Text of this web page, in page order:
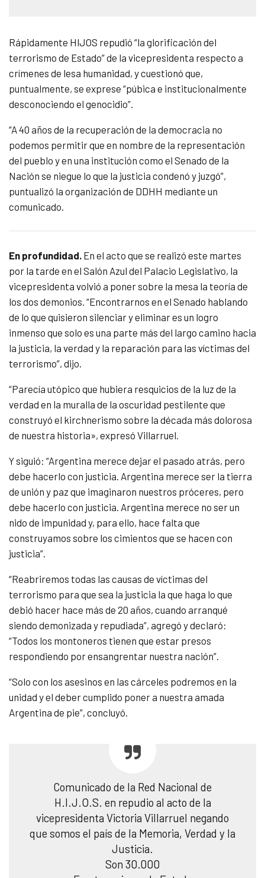
Rápidamente HIJOS repudió “la glorificación del
terrorismo de Estado” de la vicepresidenta respecto a
crímenes de lesa humanidad, y cuestionó que,
puntualmente, se exprese “púbica e institucionalmente
desconociendo el genocidio”.
“A40 años de la recuperación de la democracia no
podemos permitir que en nombre de la representación
del pueblo y en una institución como el Senado de la
Nación se niegue lo que la justicia condenó y juzgó”,
puntualizó la organización de DDHH mediante un
comunicado.
En profundidad. En el acto que se realizó este martes
por la tarde en el Salón Azul del Palacio Legislativo, la
vicepresidenta volvió a poner sobre la mesa la teoría de
los dos demonios. “Encontrarnos en el Senado hablando
de lo que quisieron silenciar y eliminar es un logro
inmenso que solo es una parte más del largo camino hacia
la justicia, la verdad y la reparación para las víctimas del
terrorismo”, dijo.
“Parecía utópico que hubiera resquicios de la luz de la
verdad en la muralla de la oscuridad pestilente que
construyó el kirchnerismo sobre la década más dolorosa
de nuestra historia», expresó Villarruel.
Y siguió: “Argentina merece dejar el pasado atrás, pero
debe hacerlo con justicia. Argentina merece ser la tierra
de unión y paz que imaginaron nuestros próceres, pero
debe hacerlo con justicia. Argentina merece no ser un
nido de impunidad y, para ello, hace falta que
construyamos sobre los cimientos que se hacen con
justicia”.
“Reabriremos todas las causas de víctimas del
terrorismo para que sea la justicia la que haga lo que
debió hacer hace más de 20 años, cuando arranqué
siendo demonizada y repudiada”, agregó y declaró:
“Todos los montoneros tienen que estar presos
respondiendo por ensangrentar nuestra nación”.
“Solo con los asesinos en las cárceles podremos en la
unidad y el deber cumplido poner a nuestra amada
Argentina de pie”, concluyó.
Comunicado de la Red Nacional de
H.I.J.O.S. en repudio al acto de la
vicepresidenta Victoria Villarruel negando
que somos el país de la Memoria, Verdad y la
Justicia.
Son 30.000